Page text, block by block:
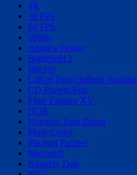
4K
30 FPS
60 FPS
1080p
Andrew House
Battlefield 1
Blu-ray
Call of Duty: Infinite Warfare
CD Projekt Red
Final Fantasy XV
HDR
Horizon: Zero Dawn
Mark Cerny
Michael Pachter
Microsoft
Naughty Dog